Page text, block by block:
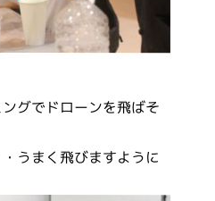
グでドローンを飛ばそ
うまく飛びますように